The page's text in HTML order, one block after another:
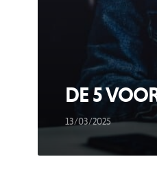
DE 5
13/03/2025